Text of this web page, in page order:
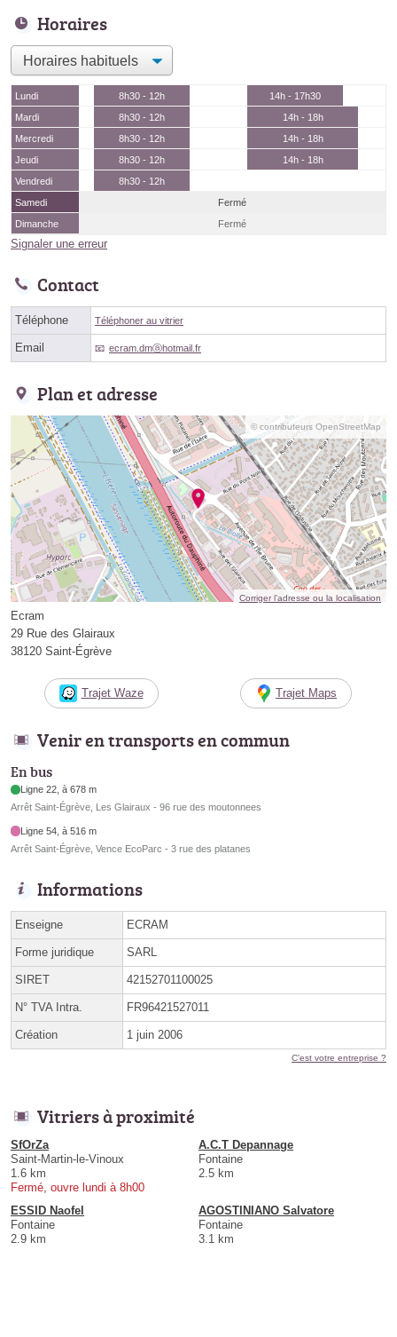
Horaires
Lundi 8h30 - 12h
14h - 17h30
Mardi
8h30 - 12h
14h - 18h
Mercredi
8h30 - 12h
14h - 18h
Jeudi
8h30 - 12h
14h - 18h
Vendredi
8h30 - 12h
Samedi
Fermé
Dimanche
Fermé
Signaler une erreur
Contact
Téléphone Téléphoner au vitrier
Email ecram.dmⓐhotmail.fr
Plan et adresse
© contributeurs OpenStreetMap
Corriger l’adresse ou la localisation
Ecram
29 Rue des Glairaux
38120 Saint-Égrève
Trajet Waze Trajet Maps
Venir en transports en commun
En bus
Ligne 22, à 678 m
Arrêt Saint-Égrève, Les Glairaux - 96 rue des moutonnees
Ligne 54, à 516 m
Arrêt Saint-Égrève, Vence EcoParc - 3 rue des platanes
Informations
Enseigne ECRAM
Forme juridique SARL
SIRET 42152701100025
N° TVA Intra. FR96421527011
Création 1 juin 2006
C'est votre entreprise ?
Vitriers à proximité
SfOrZa
Saint-Martin-le-Vinoux
1.6 km
Fermé, ouvre lundi à 8h00
A.C.T Depannage
Fontaine
2.5 km
ESSID Naofel
Fontaine
2.9 km
AGOSTINIANO Salvatore
Fontaine
3.1 km